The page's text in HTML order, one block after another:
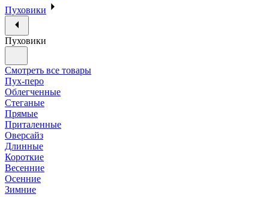
Пуховики
Пуховики
Смотреть все товары
Пух-перо
Облегченные
Стеганые
Прямые
Приталенные
Оверсайз
Длинные
Короткие
Весенние
Осенние
Зимние